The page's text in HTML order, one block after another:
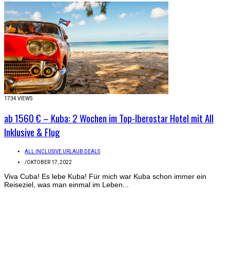
1734 VIEWS
ab 1560 € – Kuba: 2 Wochen im Top-Iberostar Hotel mit All
Inklusive & Flug
ALL INCLUSIVE URLAUB DEALS
/OKTOBER 17, 2022
Viva Cuba! Es lebe Kuba! Für mich war Kuba schon immer ein
Reiseziel, was man einmal im Leben...